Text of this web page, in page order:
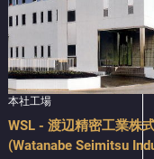
本社工場
WSL - 渡辺精密工業株
(Watanabe